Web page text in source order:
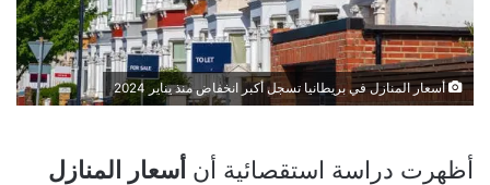
أسعار المنازل في بريطانيا تسجل أكبر انخفاض منذ يناير 2024
أظهرت دراسة استقصائية أن أسعار المنازل